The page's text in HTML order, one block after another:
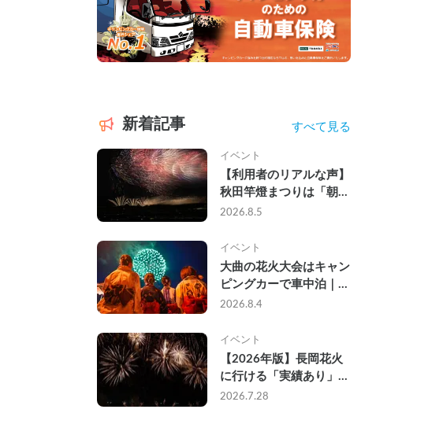
新着記事 すべて見る
イベント
【利用者のリアルな声】
秋田竿燈まつりは「朝か
ら夜まで」の祭り。キャ
組の記録
2026.8.5
イベント
大曲の花火大会はキャン
ピングカーで車中泊｜宿
なし・渋滞なしで楽しむ
2026.8.4
イベント
【2026年版】長岡花火
に行ける「実績あり」の
キャンピングカー3選｜
2026.7.28